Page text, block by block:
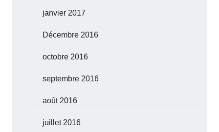
janvier 2017
Décembre 2016
octobre 2016
septembre 2016
août 2016
juillet 2016